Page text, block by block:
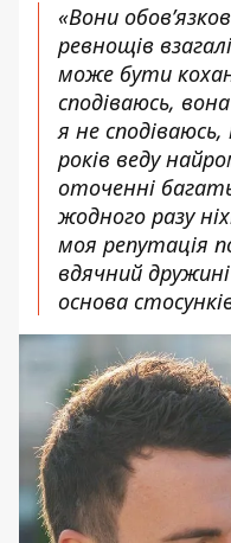
«Вони
ревнощів
може бути
сподіваюсь,
я не
років веду
оточенні
жодного разу
моя репутація
вдячний
основа